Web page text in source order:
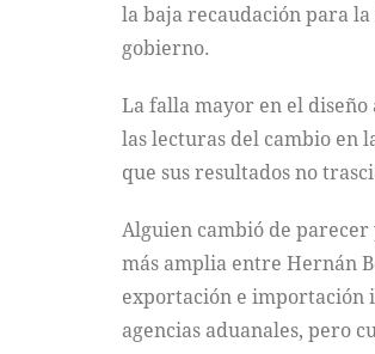
la baja recaudación para
gobierno.
La falla mayor en el
las lecturas del cambio en
que sus resultados no
Alguien cambió de
más amplia entre Hernán
exportación e importación
agencias aduanales, pero